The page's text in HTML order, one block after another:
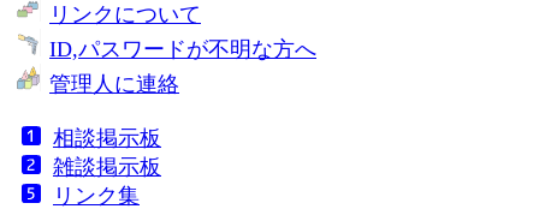
リンクについて
ID,パスワードが不明な方へ
管理人に連絡
相談掲示板
雑談掲示板
リンク集